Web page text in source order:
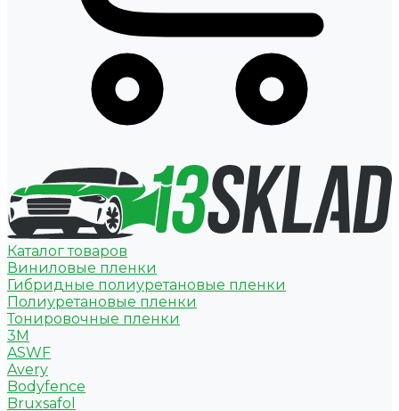
Каталог товаров
Виниловые пленки
Гибридные полиуретановые пленки
Полиуретановые пленки
Тонировочные пленки
3M
ASWF
Avery
Bodyfence
Bruxsafol